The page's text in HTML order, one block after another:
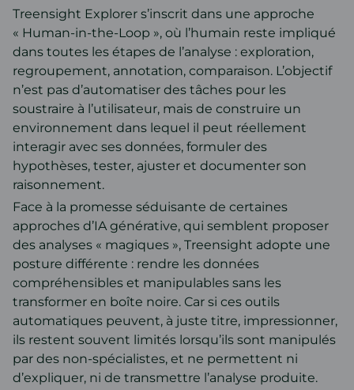
Treensight Explorer s’inscrit dans une approche
« Human-in-the-Loop », où l’humain reste impliqué
dans toutes les étapes de l’analyse : exploration,
regroupement, annotation, comparaison. L’objectif
n’est pas d’automatiser des tâches pour les
soustraire à l’utilisateur, mais de construire un
environnement dans lequel il peut réellement
interagir avec ses données, formuler des
hypothèses, tester, ajuster et documenter son
raisonnement.
Face à la promesse séduisante de certaines
approches d’IA générative, qui semblent proposer
des analyses « magiques », Treensight adopte une
posture différente : rendre les données
compréhensibles et manipulables sans les
transformer en boîte noire. Car si ces outils
automatiques peuvent, à juste titre, impressionner,
ils restent souvent limités lorsqu’ils sont manipulés
par des non-spécialistes, et ne permettent ni
d’expliquer, ni de transmettre l’analyse produite.